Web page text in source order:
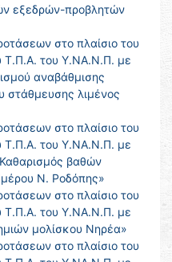
εξεδρών-προβλητών
στο πλαίσιο του
Τ.Π.Α. του Υ.ΝΑ.Ν.Π. με
αναβάθμισης
στάθμευσης λιμένος
στο πλαίσιο του
Τ.Π.Α. του Υ.ΝΑ.Ν.Π. με
βαθών
Ν. Ροδόπης»
στο πλαίσιο του
Τ.Π.Α. του Υ.ΝΑ.Ν.Π. με
μολίσκου Νηρέα»
στο πλαίσιο του